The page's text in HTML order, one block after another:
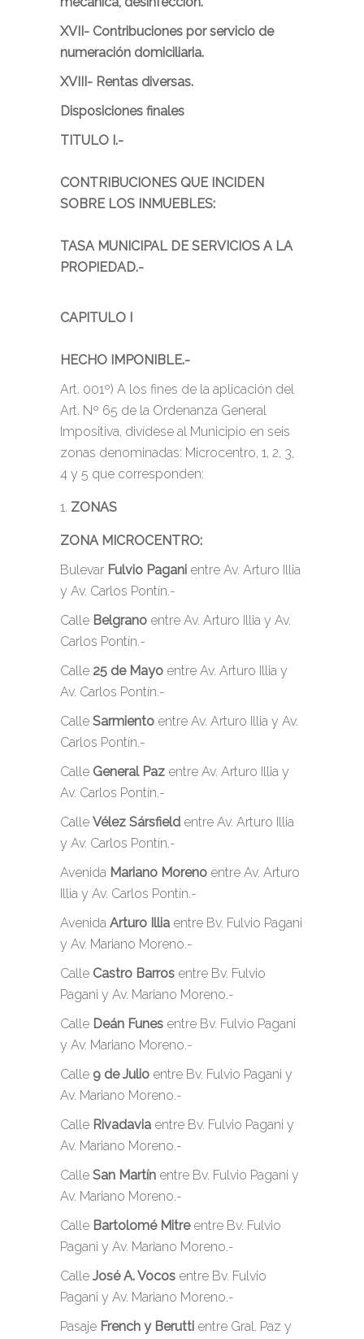
XVII- Contribuciones por servicio de
numeración domiciliaria.
XVIII- Rentas diversas.
Disposiciones finales
TITULO I.-
CONTRIBUCIONES QUE INCIDEN
SOBRE LOS INMUEBLES:
TASA MUNICIPAL DE SERVICIOS A LA
PROPIEDAD.-
CAPITULO I
HECHO IMPONIBLE.-
Art. 001º) A los fines de la aplicación del
Art. Nº 65 de la Ordenanza General
Impositiva, divídese al Municipio en seis
zonas denominadas: Microcentro, 1, 2, 3,
4 y 5 que corresponden:
ZONAS
ZONA MICROCENTRO:
Bulevar Fulvio Pagani entre Av. Arturo Illia
y Av. Carlos Pontín.-
Calle Belgrano entre Av. Arturo Illia y Av.
Carlos Pontín.-
Calle 25 de Mayo entre Av. Arturo Illia y
Av. Carlos Pontín.-
Calle Sarmiento entre Av. Arturo Illia y Av.
Carlos Pontín.-
Calle General Paz entre Av. Arturo Illia y
Av. Carlos Pontín.-
Calle Vélez Sársfield entre Av. Arturo Illia
y Av. Carlos Pontín.-
Avenida Mariano Moreno entre Av. Arturo
Illia y Av. Carlos Pontín.-
Avenida Arturo Illia entre Bv. Fulvio Pagani
y Av. Mariano Moreno.-
Calle Castro Barros entre Bv. Fulvio
Pagani y Av. Mariano Moreno.-
Calle Deán Funes entre Bv. Fulvio Pagani
y Av. Mariano Moreno.-
Calle 9 de Julio entre Bv. Fulvio Pagani y
Av. Mariano Moreno.-
Calle Rivadavia entre Bv. Fulvio Pagani y
Av. Mariano Moreno.-
Calle San Martín entre Bv. Fulvio Pagani y
Av. Mariano Moreno.-
Calle Bartolomé Mitre entre Bv. Fulvio
Pagani y Av. Mariano Moreno.-
Calle José A. Vocos entre Bv. Fulvio
Pagani y Av. Mariano Moreno.-
Pasaje French y Berutti entre Gral. Paz y